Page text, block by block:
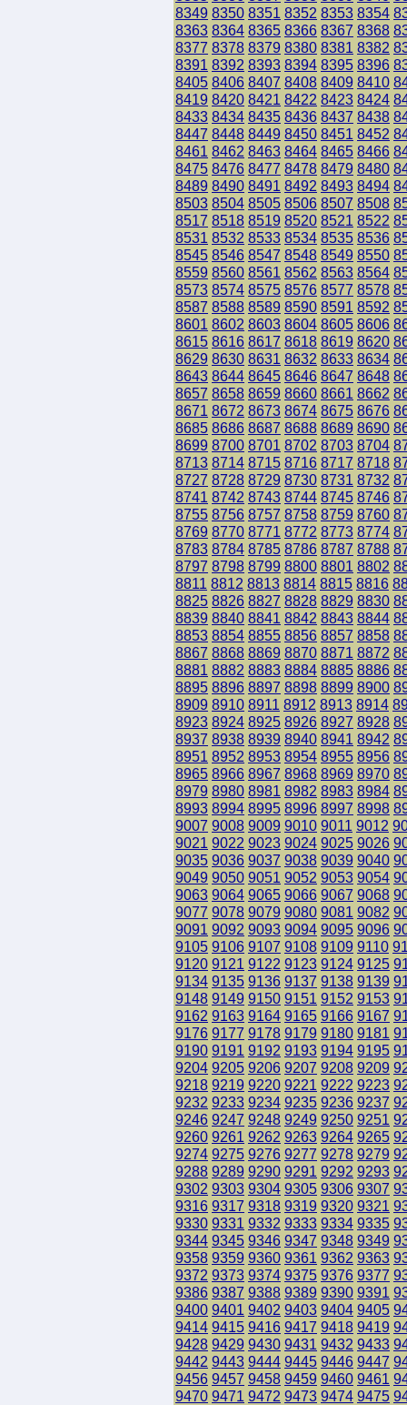
8349 8350 8351 8352 8353 8354
8363 8364 8365 8366 8367 8368
8377 8378 8379 8380 8381 8382
8391 8392 8393 8394 8395 8396
8405 8406 8407 8408 8409 8410
8419 8420 8421 8422 8423 8424
8433 8434 8435 8436 8437 8438
8447 8448 8449 8450 8451 8452
8461 8462 8463 8464 8465 8466
8475 8476 8477 8478 8479 8480
8489 8490 8491 8492 8493 8494
8503 8504 8505 8506 8507 8508
8517 8518 8519 8520 8521 8522
8531 8532 8533 8534 8535 8536
8545 8546 8547 8548 8549 8550
8559 8560 8561 8562 8563 8564
8573 8574 8575 8576 8577 8578
8587 8588 8589 8590 8591 8592
8601 8602 8603 8604 8605 8606
8615 8616 8617 8618 8619 8620
8629 8630 8631 8632 8633 8634
8643 8644 8645 8646 8647 8648
8657 8658 8659 8660 8661 8662
8671 8672 8673 8674 8675 8676
8685 8686 8687 8688 8689 8690
8699 8700 8701 8702 8703 8704
8713 8714 8715 8716 8717 8718
8727 8728 8729 8730 8731 8732
8741 8742 8743 8744 8745 8746
8755 8756 8757 8758 8759 8760
8769 8770 8771 8772 8773 8774
8783 8784 8785 8786 8787 8788
8797 8798 8799 8800 8801 8802
8811 8812 8813 8814 8815 8816
8825 8826 8827 8828 8829 8830
8839 8840 8841 8842 8843 8844
8853 8854 8855 8856 8857 8858
8867 8868 8869 8870 8871 8872
8881 8882 8883 8884 8885 8886
8895 8896 8897 8898 8899 8900
8909 8910 8911 8912 8913 8914
8923 8924 8925 8926 8927 8928
8937 8938 8939 8940 8941 8942
8951 8952 8953 8954 8955 8956
8965 8966 8967 8968 8969 8970
8979 8980 8981 8982 8983 8984
8993 8994 8995 8996 8997 8998
9007 9008 9009 9010 9011 9012
9021 9022 9023 9024 9025 9026
9035 9036 9037 9038 9039 9040
9049 9050 9051 9052 9053 9054
9063 9064 9065 9066 9067 9068
9077 9078 9079 9080 9081 9082
9091 9092 9093 9094 9095 9096
9105 9106 9107 9108 9109 9110
9120 9121 9122 9123 9124 9125
9134 9135 9136 9137 9138 9139
9148 9149 9150 9151 9152 9153
9162 9163 9164 9165 9166 9167
9176 9177 9178 9179 9180 9181
9190 9191 9192 9193 9194 9195
9204 9205 9206 9207 9208 9209
9218 9219 9220 9221 9222 9223
9232 9233 9234 9235 9236 9237
9246 9247 9248 9249 9250 9251
9260 9261 9262 9263 9264 9265
9274 9275 9276 9277 9278 9279
9288 9289 9290 9291 9292 9293
9302 9303 9304 9305 9306 9307
9316 9317 9318 9319 9320 9321
9330 9331 9332 9333 9334 9335
9344 9345 9346 9347 9348 9349
9358 9359 9360 9361 9362 9363
9372 9373 9374 9375 9376 9377
9386 9387 9388 9389 9390 9391
9400 9401 9402 9403 9404 9405
9414 9415 9416 9417 9418 9419
9428 9429 9430 9431 9432 9433
9442 9443 9444 9445 9446 9447
9456 9457 9458 9459 9460 9461
9470 9471 9472 9473 9474 9475